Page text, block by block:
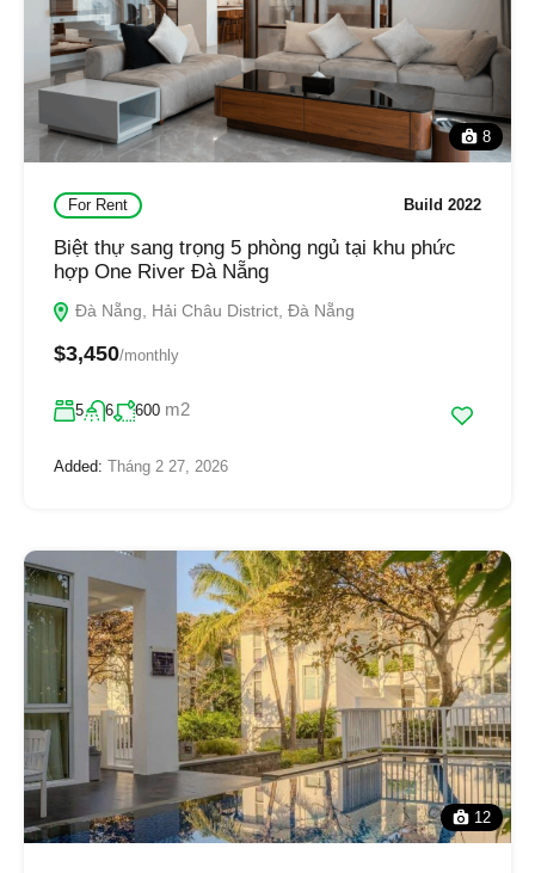
8
For Rent Build 2022
Biệt thự sang trọng 5 phòng ngủ tại khu phức
hợp One River Đà Nẵng
Đà Nẵng, Hải Châu District, Đà Nẵng
$3,450/monthly
5 6 600 m2
Added: Tháng 2 27, 2026
12